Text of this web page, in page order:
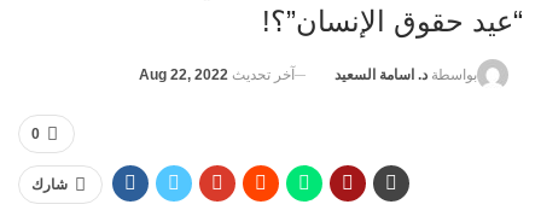
“عيد حقوق الإنسان”؟!
بواسطة د. اسامة السعيد آخر تحديث Aug 22, 2022
0
شارك